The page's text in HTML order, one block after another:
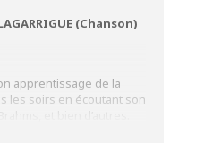
(Chanson)
apprentissage de la
les soirs en écoutant son